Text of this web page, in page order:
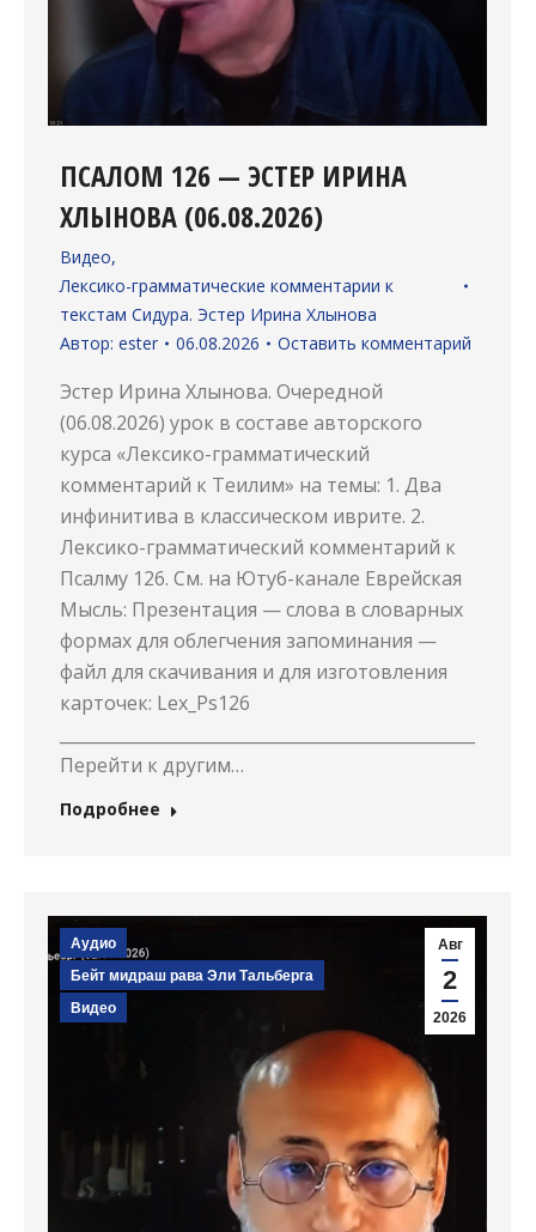
ПСАЛОМ 126 — ЭСТЕР ИРИНА
ХЛЫНОВА (06.08.2026)
Видео,
Лексико-грамматические комментарии к
текстам Сидура. Эстер Ирина Хлынова
Автор: ester 06.08.2026 Оставить комментарий
Эстер Ирина Хлынова. Очередной
(06.08.2026) урок в составе авторского
курса «Лексико-грамматический
комментарий к Теилим» на темы: 1. Два
инфинитива в классическом иврите. 2.
Лексико-грамматический комментарий к
Псалму 126. См. на Ютуб-канале Еврейская
Мысль: Презентация — слова в словарных
формах для облегчения запоминания —
файл для скачивания и для изготовления
карточек: Lex_Ps126
Перейти к другим…
Подробнее
Авг
2
2026
Аудио
Бейт мидраш рава Эли Тальберга
Видео